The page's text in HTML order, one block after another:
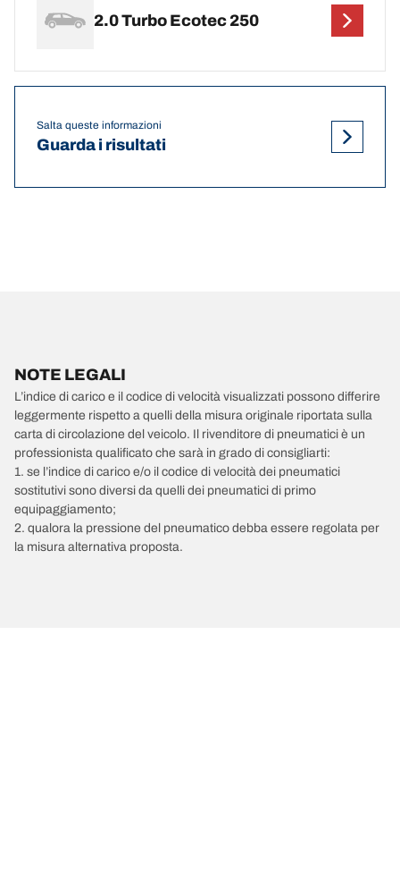
2.0 Turbo Ecotec 250
Salta queste informazioni
Guarda i risultati
NOTE LEGALI
L’indice di carico e il codice di velocità visualizzati possono differire
leggermente rispetto a quelli della misura originale riportata sulla
carta di circolazione del veicolo. Il rivenditore di pneumatici è un
professionista qualificato che sarà in grado di consigliarti:
1. se l’indice di carico e/o il codice di velocità dei pneumatici
sostitutivi sono diversi da quelli dei pneumatici di primo
equipaggiamento;
2. qualora la pressione del pneumatico debba essere regolata per
la misura alternativa proposta.